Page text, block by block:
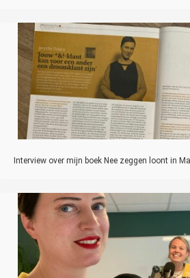
Interview over mijn boek Nee zeggen loont in